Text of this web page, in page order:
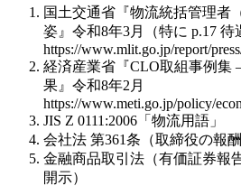
国土交通省『物流統括管理者
姿』令和8年3月（特に p.17 待
https://www.mlit.go.jp/report/
経済産業省『CLO取組事例集
果』令和8年2月
https://www.meti.go.jp/policy/
JIS Z 0111:2006「物流用語」
会社法 第361条（取締役の報酬
金融商品取引法（有価証券報
開示）